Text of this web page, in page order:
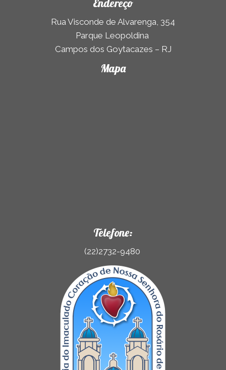
Endereço
Rua Visconde de Alvarenga, 354
Parque Leopoldina
Campos dos Goytacazes – RJ
Mapa
Telefone:
(22)2732-9480